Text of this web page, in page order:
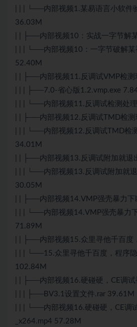
| | | └──内部视频1.某易语言小软件
36.03M
| | ├──内部视频10：实战一字节解
| | | └──内部视频10：一字节破解
52.40M
| | ├──内部视频11.反调试VMP检测
| | | ├──7.0-省心版1.2.vmp.exe
| | | └──内部视频11.反调试检测处
| | ├──内部视频12.反调试TMD检测
| | | └──内部视频12.反调试TMD检
34.01M
| | ├──内部视频13.反调试附加就退
| | | └──内部视频13.反调试附加就
30.05M
| | ├──内部视频14.VMP强壳暴力下
| | | └──内部视频14.VMP强壳暴力
71.89M
| | ├──内部视频15.众里寻他千百度
| | | └──15.众里寻他千百度，程序
102.84M
| | ├──内部视频16.硬碰硬，CE调
| | | ├──BV3.1设置文件.rar 39.61M
| | | └──内部视频16.硬碰硬，CE调
_x264.mp4 57.28M